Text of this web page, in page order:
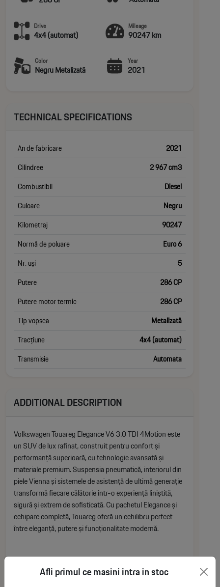
Drive
4x4 (automat)
Mileage
90247 km
Color
Negru Metalizată
Year
2021
TECHNICAL SPECIFICATIONS
An de fabricare
2021
Cilindree
2 967 cm3
Combustibil
Diesel
Culoare
Negru
Kilometraj
90247
Normă de poluare
Euro 6
Nr. uși
5
Putere
286 CP
Putere motor termic
286 CP
Tip vopsea
Metalizată
Tracțiune
4x4 (automat)
Transmisie
Automata
ADDITIONAL DESCRIPTION
Volkswagen Touareg Elegance V6 3.0 TDI 4Motion este
un SUV de lux rafinat, construit pentru confort și
performanță superioară, cu tehnologie avansată și
materiale premium. Suspensia pneumatică, interiorul din
piele Vienna și sistemele de asistență de ultimă generație
transformă fiecare călătorie într-o experiență liniștită,
sigură și extrem de sofisticată. Cu pachetul Elegance și
echipare completă, Touareg oferă un echilibru perfect
între eleganță, putere și funcționalitate modernă.
Afli primul ce masini intra in stoc